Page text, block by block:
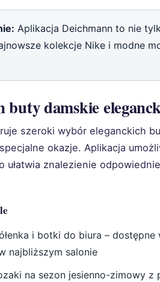
Aplikacja Deichmann to nie
kolekcje Nike i modne
buty damskie
szeroki wybór eleganckich
okazje. Aplikacja
ułatwia znalezienie
i botki do biura –
najbliższym salonie
na sezon jesienno-zimowy